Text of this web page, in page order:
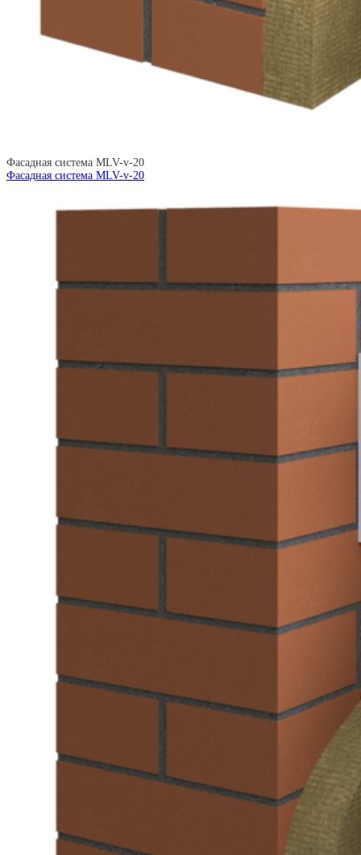
Фасадная система MLV-v-20
Фасадная система MLV-v-20